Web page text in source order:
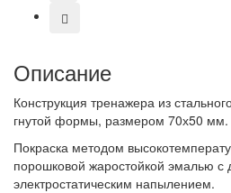
Описание
Конструкция тренажера из
гнутой формы, размером 70х50
Покраска методом
порошковой жаростойкой эмалью с
электростатическим напылением.